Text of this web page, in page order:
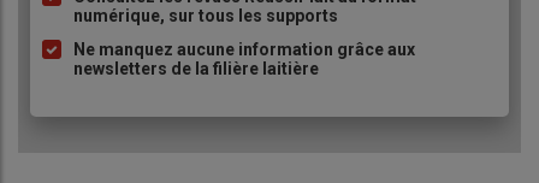
numérique, sur tous les supports
Ne manquez aucune information grâce aux
newsletters de la filière laitière